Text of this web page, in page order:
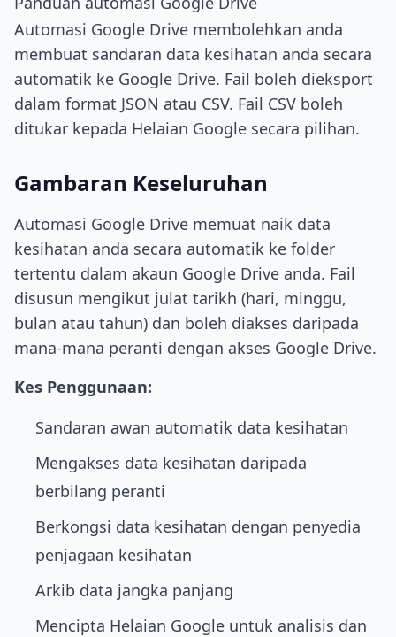
Automasi Google Drive membolehkan anda
membuat sandaran data kesihatan anda secara
automatik ke Google Drive. Fail boleh dieksport
dalam format JSON atau CSV. Fail CSV boleh
ditukar kepada Helaian Google secara pilihan.
Gambaran Keseluruhan
Automasi Google Drive memuat naik data
kesihatan anda secara automatik ke folder
tertentu dalam akaun Google Drive anda. Fail
disusun mengikut julat tarikh (hari, minggu,
bulan atau tahun) dan boleh diakses daripada
mana-mana peranti dengan akses Google Drive.
Kes Penggunaan:
Sandaran awan automatik data kesihatan
Mengakses data kesihatan daripada
berbilang peranti
Berkongsi data kesihatan dengan penyedia
penjagaan kesihatan
Arkib data jangka panjang
Mencipta Helaian Google untuk analisis dan